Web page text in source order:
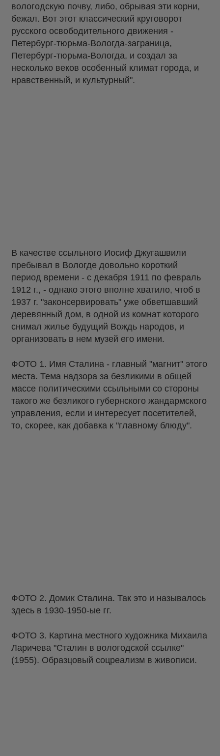
вологодскую почву, либо, обрывая эти корни,
бежал. Вот этот классический круговорот
русского освободительного движения -
Петербург-тюрьма-Вологда-заграница,
Петербург-тюрьма-Вологда, и создал за
несколько веков особенный климат города, и
нравственный, и культурный".
В качестве ссыльного Иосиф Джугашвили
пребывал в Вологде довольно короткий
период времени - с декабря 1911 по февраль
1912 г., - однако этого вполне хватило, чтоб в
1937 г. "законсервировать" уже обветшавший
деревянный дом, в одной из комнат которого
снимал жилье будущий Вождь народов, и
организовать в нем музей его имени.
ФОТО 1. Имя Сталина - главный "магнит" этого
места. Тема надзора за безликими в общей
массе политическими ссыльными со стороны
такого же безликого губернского жандармского
управления, если и интересует посетителей,
то, скорее, как добавка к "главному блюду".
ФОТО 2. Домик Сталина. Так это и называлось
здесь в 1930-1950-ые гг.
ФОТО 3. Картина местного художника Михаила
Ларичева "Сталин в вологодской ссылке"
(1955). Образцовый соцреализм в живописи.